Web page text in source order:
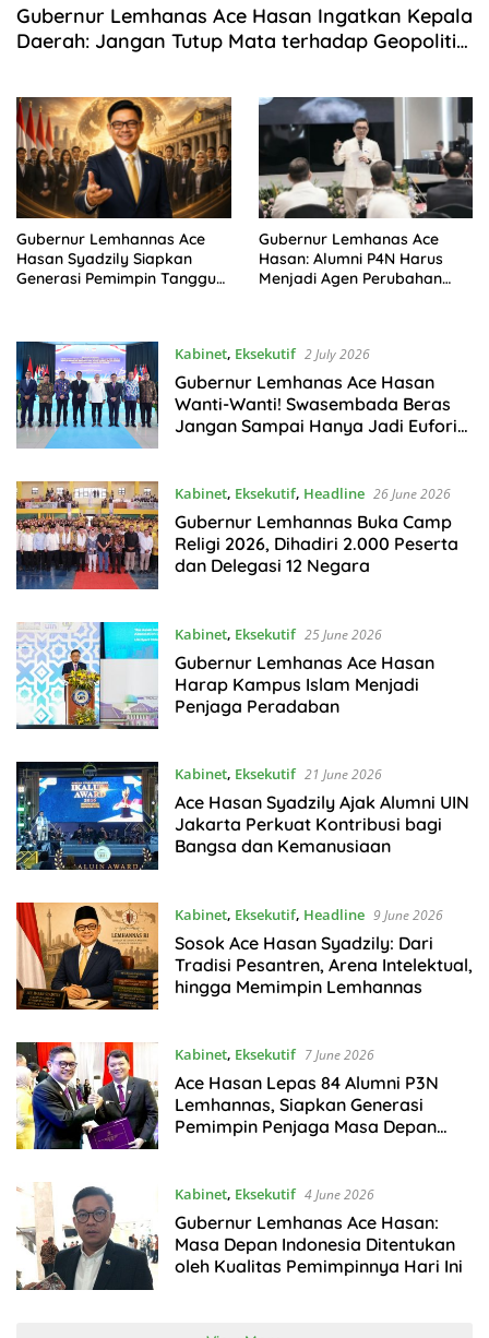
Gubernur Lemhanas Ace Hasan Ingatkan Kepala
Daerah: Jangan Tutup Mata terhadap Geopolitik
Gubernur Lemhannas Ace
Hasan Syadzily Siapkan
Generasi Pemimpin Tangguh
Gubernur Lemhanas Ace
Hasan: Alumni P4N Harus
Menjadi Agen Perubahan
Kabinet, Eksekutif 2 July 2026
Gubernur Lemhanas Ace Hasan
Wanti-Wanti! Swasembada Beras
Jangan Sampai Hanya Jadi Euforia
Kabinet, Eksekutif, Headline 26 June 2026
Gubernur Lemhannas Buka Camp
Religi 2026, Dihadiri 2.000 Peserta
dan Delegasi 12 Negara
Kabinet, Eksekutif 25 June 2026
Gubernur Lemhanas Ace Hasan
Harap Kampus Islam Menjadi
Penjaga Peradaban
Kabinet, Eksekutif 21 June 2026
Ace Hasan Syadzily Ajak Alumni UIN
Jakarta Perkuat Kontribusi bagi
Bangsa dan Kemanusiaan
Kabinet, Eksekutif, Headline 9 June 2026
Sosok Ace Hasan Syadzily: Dari
Tradisi Pesantren, Arena Intelektual,
hingga Memimpin Lemhannas
Kabinet, Eksekutif 7 June 2026
Ace Hasan Lepas 84 Alumni P3N
Lemhannas, Siapkan Generasi
Pemimpin Penjaga Masa Depan
Kabinet, Eksekutif 4 June 2026
Gubernur Lemhanas Ace Hasan:
Masa Depan Indonesia Ditentukan
oleh Kualitas Pemimpinnya Hari Ini